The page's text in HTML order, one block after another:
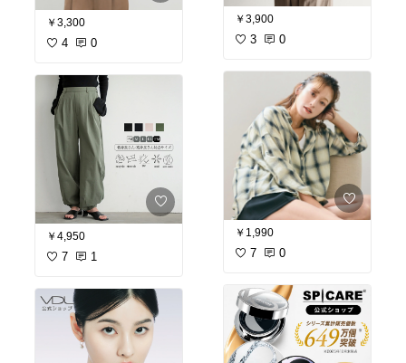
￥3,300
4 0
￥4,950
7 1
￥3,900
3 0
￥1,990
7 0